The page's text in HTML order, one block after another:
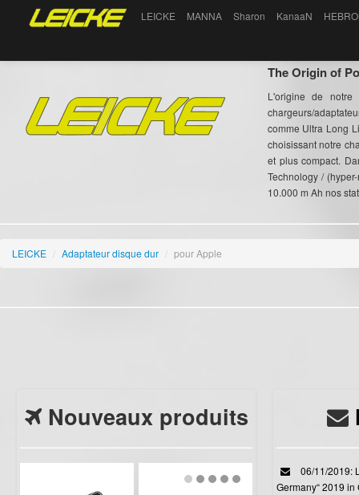
LEICKE MANNA Sharon KanaaN
The Origin of
L'origine de
chargeurs/
comme Ultra Long
choisissant notre
et plus compact.
Technology /
10.000 m Ah nos
LEICKE / Adaptateur disque dur / pour Apple
Nouveaux produits
06/11/2019:
Germany“ 2019